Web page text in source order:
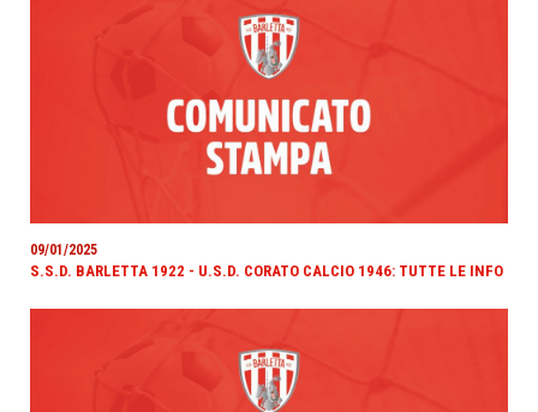
09/01/2025
S.S.D. BARLETTA 1922 - U.S.D. CORATO CALCIO 1946: TUTTE LE INFO